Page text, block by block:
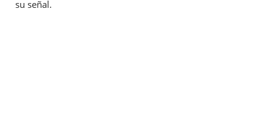
su señal.